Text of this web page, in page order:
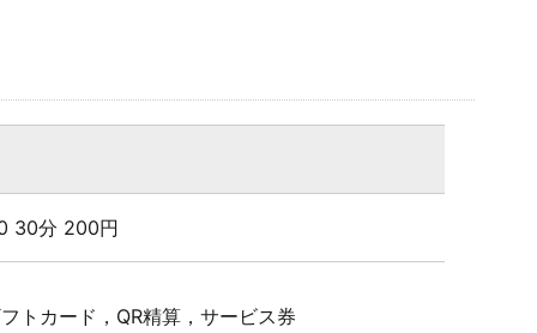
30分 200円
トカード，QR精算，サービス券